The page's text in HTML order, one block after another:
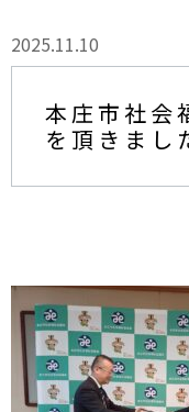
2025.11.10
本庄市社会
を頂きまし